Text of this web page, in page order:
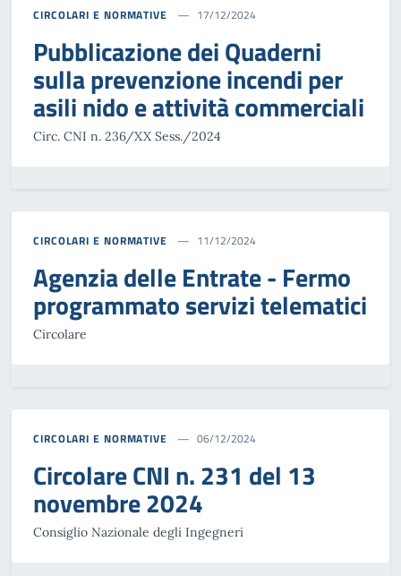
CIRCOLARI E NORMATIVE 17/12/2024
Pubblicazione dei Quaderni
sulla prevenzione incendi per
asili nido e attività commerciali
Circ. CNI n. 236/XX Sess./2024
CIRCOLARI E NORMATIVE 11/12/2024
Agenzia delle Entrate - Fermo
programmato servizi telematici
Circolare
CIRCOLARI E NORMATIVE 06/12/2024
Circolare CNI n. 231 del 13
novembre 2024
Consiglio Nazionale degli Ingegneri